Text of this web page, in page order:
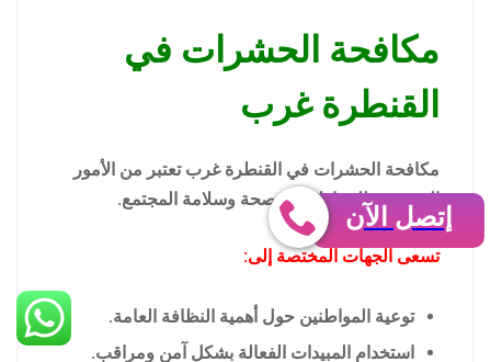
مكافحة الحشرات في
القنطرة غرب
مكافحة الحشرات في القنطرة غرب تعتبر من الأمور
الضرورية للحفاظ على صحة وسلامة المجتمع.
تسعى الجهات المختصة إلى:
توعية المواطنين حول أهمية النظافة العامة.
استخدام المبيدات الفعالة بشكل آمن ومراقب.
إتصل الآن